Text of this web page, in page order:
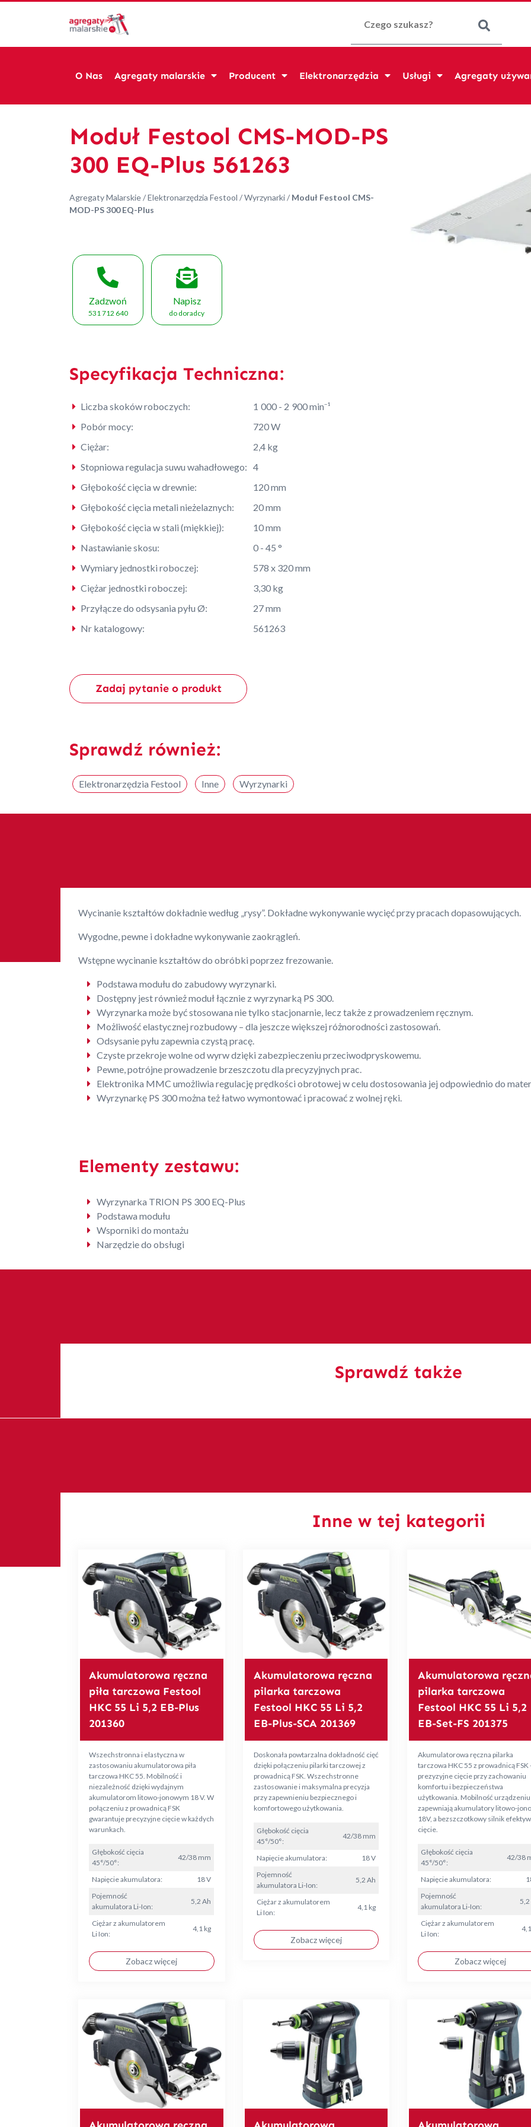
Szukaj:
O Nas Agregaty malarskie Producent Elektronarzędzia Usługi Agregaty
Moduł Festool CMS-MOD-PS
300 EQ-Plus 561263
Agregaty Malarskie/Elektronarzędzia Festool /Wyrzynarki/ Moduł Festool CMS-
MOD-PS 300 EQ-Plus
Zadzwoń
531 712 640
Napisz
do doradcy
Specyfikacja Techniczna:
Liczba skoków roboczych:
1 000 - 2 900 min⁻¹
Pobór mocy:
720 W
Ciężar:
2,4 kg
Stopniowa regulacja suwu wahadłowego: 4
Głębokość cięcia w drewnie:
120 mm
Głębokość cięcia metali nieżelaznych:
20 mm
Głębokość cięcia w stali (miękkiej):
10 mm
Nastawianie skosu:
0 - 45 °
Wymiary jednostki roboczej:
578 x 320 mm
Ciężar jednostki roboczej:
3,30 kg
Przyłącze do odsysania pyłu Ø:
27 mm
Nr katalogowy:
561263
Zadaj pytanie o produkt
Sprawdź również:
Elektronarzędzia Festool Inne Wyrzynarki
Wycinanie kształtów dokładnie według „rysy”. Dokładne wykonywanie wycięć przy pracach dopasowujących.
Wygodne, pewne i dokładne wykonywanie zaokrągleń.
Wstępne wycinanie kształtów do obróbki poprzez frezowanie.
Podstawa modułu do zabudowy wyrzynarki.
Dostępny jest również moduł łącznie z wyrzynarką PS 300.
Wyrzynarka może być stosowana nie tylko stacjonarnie, lecz także z prowadzeniem ręcznym.
Możliwość elastycznej rozbudowy – dla jeszcze większej różnorodności zastosowań.
Odsysanie pyłu zapewnia czystą pracę.
Czyste przekroje wolne od wyrw dzięki zabezpieczeniu przeciwodpryskowemu.
Pewne, potrójne prowadzenie brzeszczotu dla precyzyjnych prac.
Elektronika MMC umożliwia regulację prędkości obrotowej w celu dostosowania jej odpowiednio do
Wyrzynarkę PS 300 można też łatwo wymontować i pracować z wolnej ręki.
Elementy zestawu:
Wyrzynarka TRION PS 300 EQ-Plus
Podstawa modułu
Wsporniki do montażu
Narzędzie do obsługi
Sprawdź także
Inne w tej kategorii
Akumulatorowa ręczna
piła tarczowa Festool
HKC 55 Li 5,2 EB-Plus
201360
Wszechstronna i elastyczna w
zastosowaniu akumulatorowa piła
tarczowa HKC 55. Mobilność i
niezależność dzięki wydajnym
akumulatorom litowo-jonowym 18 V. W
połączeniu z prowadnicą FSK
gwarantuje precyzyjne cięcie w każdych
warunkach.
Głębokość cięcia
45°/50°:
42/38 mm
Napięcie akumulatora:
18 V
Pojemność
akumulatora Li-Ion:
5,2 Ah
Ciężar z akumulatorem
Li Ion:
4,1 kg
Zobacz więcej
Akumulatorowa ręczna
pilarka tarczowa
Festool HKC 55 Li 5,2
EB-Plus-SCA 201369
Doskonała powtarzalna dokładność cięć
dzięki połączeniu pilarki tarczowej z
prowadnicą FSK. Wszechstronne
zastosowanie i maksymalna precyzja
przy zapewnieniu bezpiecznego i
komfortowego użytkowania.
Głębokość cięcia
45°/50°:
42/38 mm
Napięcie akumulatora:
18 V
Pojemność
akumulatora Li-Ion:
5,2 Ah
Ciężar z akumulatorem
Li Ion:
4,1 kg
Zobacz więcej
Akumulatorowa
pilarka tarczowa
Festool HKC 55 Li 5,2
EB-Set-FS 201375
Akumulatorowa ręczna pilarka
tarczowa HKC 55 z prowadnicą FSK
prezyzyjne cięcie przy zachowaniu
komfortu i bezpieczeństwa
użytkowania. Mobilność urządzeniu
zapewniają akumulatory litowo-
18V, a bezszczotkowy silnik
cięcie.
Głębokość cięcia
45°/50°:
42/38
Napięcie akumulatora:
Pojemność
akumulatora Li-Ion:
5,2
Ciężar z akumulatorem
Li Ion:
Zobacz więcej